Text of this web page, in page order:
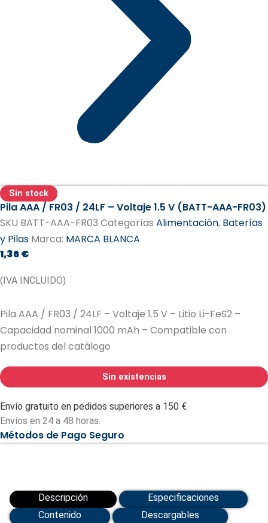
Sin stock
Pila AAA / FR03 / 24LF – Voltaje 1.5 V (BATT-AAA-FR03)
SKU BATT-AAA-FR03 Categorías Alimentación, Baterías
y Pilas Marca: MARCA BLANCA
1,36€
(IVA INCLUIDO)
Pila AAA / FR03 / 24LF – Voltaje 1.5 V – Litio Li-FeS2 –
Capacidad nominal 1000 mAh – Compatible con
productos del catálogo
Sin existencias
Envío gratuito en pedidos superiores a 150 €
Envíos en 24 a 48 horas.
Métodos de Pago Seguro
Descripción
Especificaciones
Contenido
Descargables